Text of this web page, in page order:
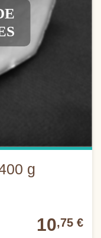
g
10,75 €